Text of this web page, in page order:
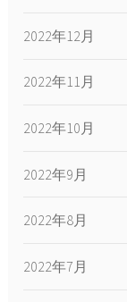
2022年12月
2022年11月
2022年10月
2022年9月
2022年8月
2022年7月